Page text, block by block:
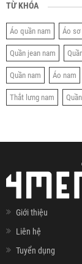
TỪ KHÓA
Áo quần nam Áo
Quần jean nam
Quần nam Áo nam
Thắt lưng nam
Giới thiệu
Liên hệ
Tuyển dụng